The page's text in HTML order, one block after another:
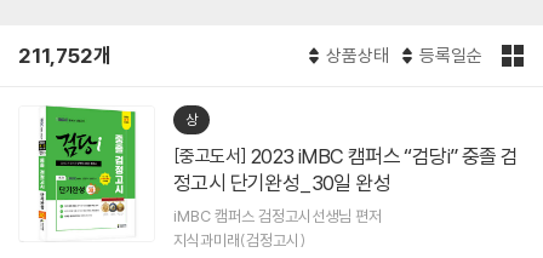
211,752개 상품상태 등록일순
상
[중고도서]
정고시 단기완성_30일 완성
iMBC 캠퍼스 검정고시선생님 편저
지식과미래(검정고시)